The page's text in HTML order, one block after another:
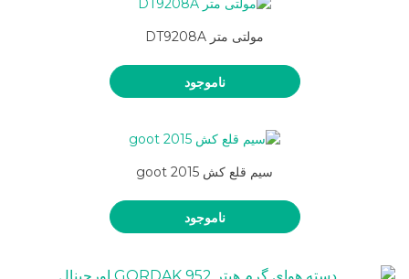
مولتی متر DT9208A
ناموجود
سیم قلع کش goot 2015
ناموجود